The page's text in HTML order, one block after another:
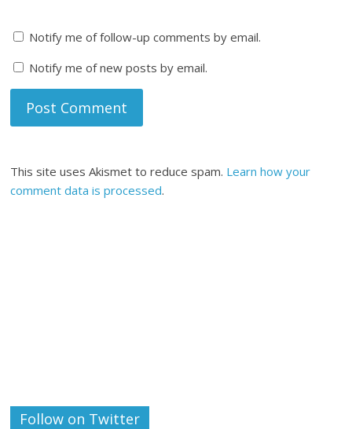
Notify me of follow-up comments by email.
Notify me of new posts by email.
This site uses Akismet to reduce spam. Learn how your
comment data is processed.
Follow on Twitter